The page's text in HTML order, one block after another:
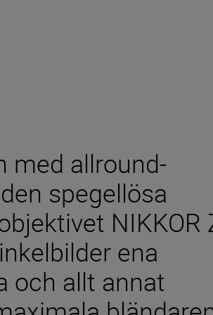
med allround-
spegellösa
NIKKOR
ena
och allt annat